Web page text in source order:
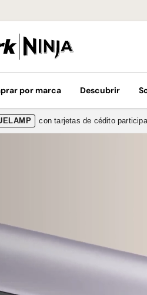
por marca Descubrir
con tarjetas de cédito